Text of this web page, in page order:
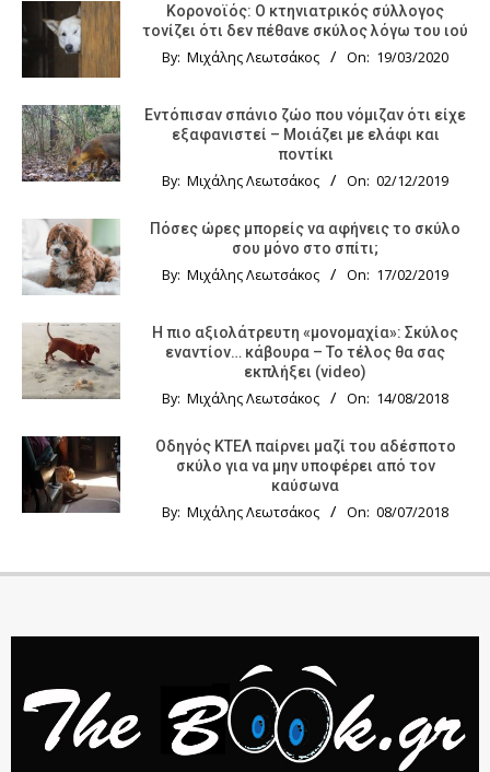
Κορονοϊός: Ο κτηνιατρικός σύλλογος
τονίζει ότι δεν πέθανε σκύλος λόγω του ιού
By: Μιχάλης Λεωτσάκος On: 19/03/2020
Εντόπισαν σπάνιο ζώο που νόμιζαν ότι είχε
εξαφανιστεί – Μοιάζει με ελάφι και
ποντίκι
By: Μιχάλης Λεωτσάκος On: 02/12/2019
Πόσες ώρες μπορείς να αφήνεις το σκύλο
σου μόνο στο σπίτι;
By: Μιχάλης Λεωτσάκος On: 17/02/2019
Η πιο αξιολάτρευτη «μονομαχία»: Σκύλος
εναντίον… κάβουρα – Το τέλος θα σας
εκπλήξει (video)
By: Μιχάλης Λεωτσάκος On: 14/08/2018
Οδηγός KTΕΛ παίρνει μαζί του αδέσποτο
σκύλο για να μην υποφέρει από τον
καύσωνα
By: Μιχάλης Λεωτσάκος On: 08/07/2018